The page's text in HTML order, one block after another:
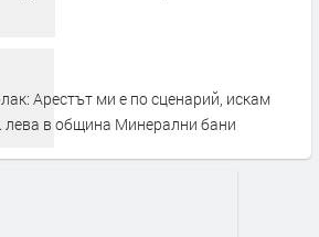
Арестът ми е по сценарий, искам
лева в община Минерални бани